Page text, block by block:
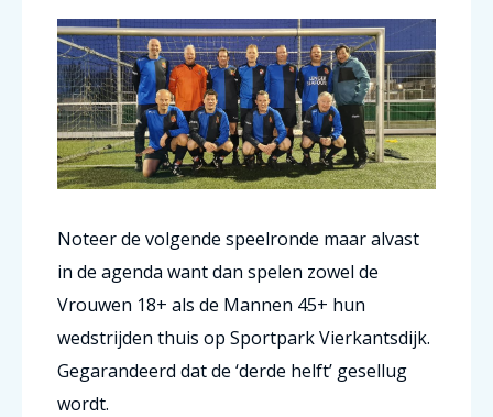
Noteer de volgende speelronde maar alvast
in de agenda want dan spelen zowel de
Vrouwen 18+ als de Mannen 45+ hun
wedstrijden thuis op Sportpark Vierkantsdijk.
Gegarandeerd dat de ‘derde helft’ gesellug
wordt.